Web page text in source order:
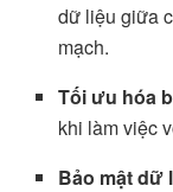
dữ liệu giữa
mạch.
Tối ưu hóa
khi làm việc
Bảo mật dữ